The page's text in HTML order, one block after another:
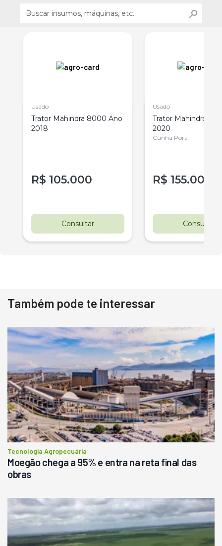
Usado
Trator Mahindra 8000 Ano
2018
R$ 105.000
Consultar
Usado
Trator Mahindra
2020
Cunha Pora
R$ 155.000
Consultar
Também pode te interessar
Tecnologia Agropecuária
Moegão chega a 95% e entra na reta final das
obras